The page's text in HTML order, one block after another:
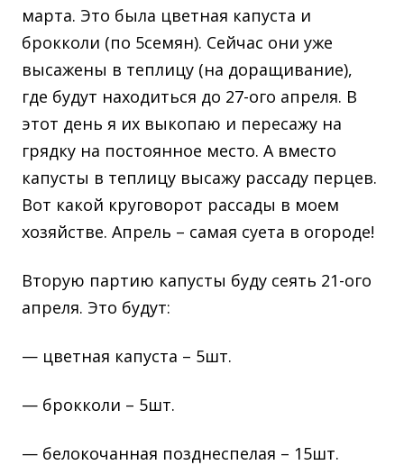
марта. Это была цветная капуста и
брокколи (по 5семян). Сейчас они уже
высажены в теплицу (на доращивание),
где будут находиться до 27-ого апреля. В
этот день я их выкопаю и пересажу на
грядку на постоянное место. А вместо
капусты в теплицу высажу рассаду перцев.
Вот какой круговорот рассады в моем
хозяйстве. Апрель – самая суета в огороде!
Вторую партию капусты буду сеять 21-ого
апреля. Это будут:
— цветная капуста – 5шт.
— брокколи – 5шт.
— белокочанная позднеспелая – 15шт.